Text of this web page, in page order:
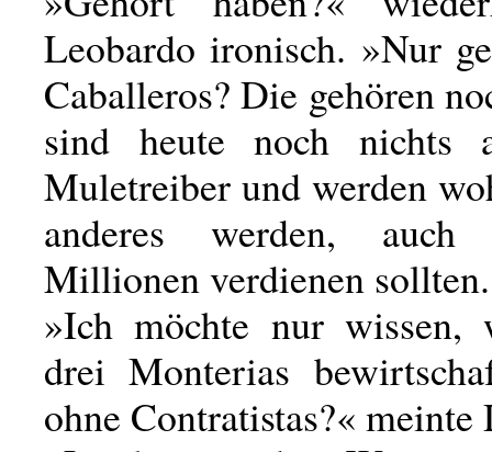
Leobardo ironisch. »Nur
Caballeros? Die gehören
sind heute noch nichts
Muletreiber und werden
anderes werden,
Millionen verdienen
»Ich möchte nur wissen,
drei Monterias
ohne Contratistas?« meinte